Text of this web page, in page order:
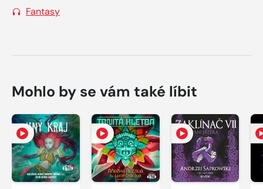
Fantasy
Mohlo by se vám také líbit